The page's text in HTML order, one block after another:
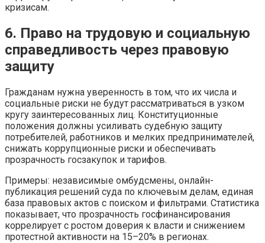
кризисам.
6. Право на трудовую и социальную
справедливость через правовую
защиту
Гражданам нужна уверенность в том, что их числа и
социальные риски не будут рассматриваться в узком
кругу заинтересованных лиц. Конституционные
положения должны усиливать судебную защиту
потребителей, работников и мелких предпринимателей,
снижать коррупционные риски и обеспечивать
прозрачность госзакупок и тарифов.
Примеры: независимые омбудсмены, онлайн-
публикация решений суда по ключевым делам, единая
база правовых актов с поиском и фильтрами. Статистика
показывает, что прозрачность госфинансирования
коррелирует с ростом доверия к власти и снижением
протестной активности на 15–20% в регионах.